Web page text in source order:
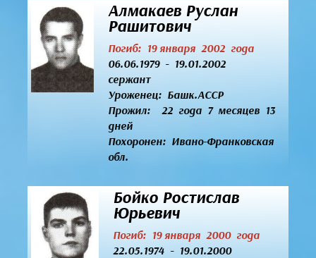
Алмакаев Руслан
Рашитович
Погиб: 19 января 2002 года
06.06.1979 - 19.01.2002
сержант
Уроженец: Башк.АССР
Прожил: 22 года 7 месяцев 13
дней
Похоронен: Ивано-Франковская
обл.
Бойко Ростислав
Юрьевич
Погиб: 19 января 2000 года
22.05.1974 - 19.01.2000